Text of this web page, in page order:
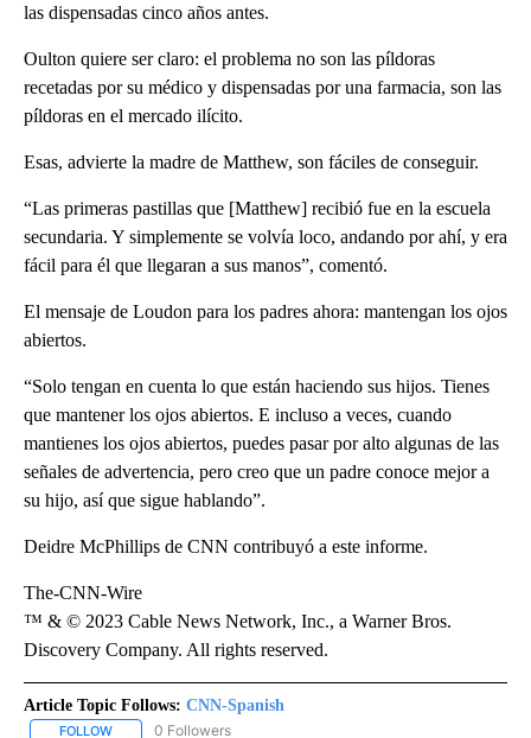
las dispensadas cinco años antes.
Oulton quiere ser claro: el problema no son las píldoras
recetadas por su médico y dispensadas por una farmacia, son las
píldoras en el mercado ilícito.
Esas, advierte la madre de Matthew, son fáciles de conseguir.
“Las primeras pastillas que [Matthew] recibió fue en la escuela
secundaria. Y simplemente se volvía loco, andando por ahí, y era
fácil para él que llegaran a sus manos”, comentó.
El mensaje de Loudon para los padres ahora: mantengan los ojos
abiertos.
“Solo tengan en cuenta lo que están haciendo sus hijos. Tienes
que mantener los ojos abiertos. E incluso a veces, cuando
mantienes los ojos abiertos, puedes pasar por alto algunas de las
señales de advertencia, pero creo que un padre conoce mejor a
su hijo, así que sigue hablando”.
Deidre McPhillips de CNN contribuyó a este informe.
The-CNN-Wire
™ & © 2023 Cable News Network, Inc., a Warner Bros.
Discovery Company. All rights reserved.
Article Topic Follows: CNN-Spanish
FOLLOW FOLLOW "CNN-SPANISH" TO RECEIVE NOTIFICATIONS ABOUT
0 Followers